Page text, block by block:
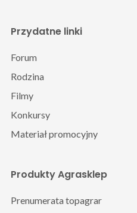
Produkty Agrasklep
Prenumerata topagrar
Przydatne linki
Forum
Rodzina
Filmy
Konkursy
Materiał promocyjny